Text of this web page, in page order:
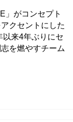
」がコンセプト
クセントにした
以来4年ぶりにセ
を燃やすチーム